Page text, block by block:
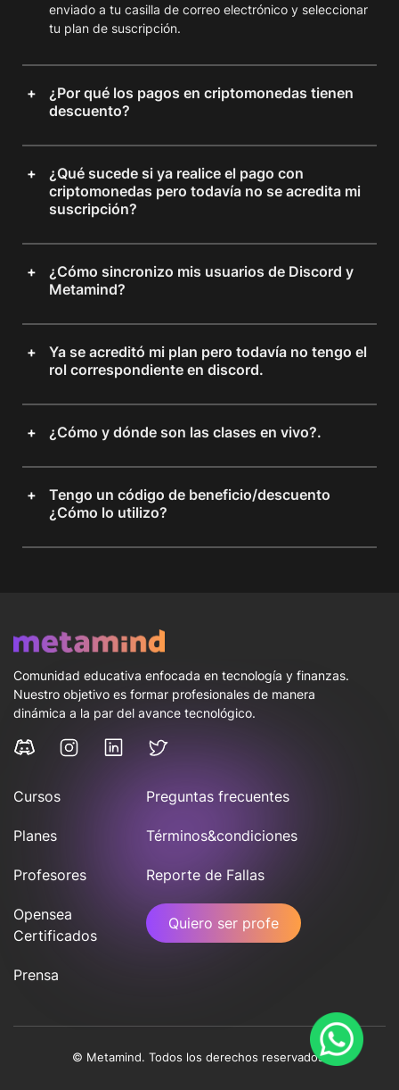
enviado a tu casilla de correo electrónico y seleccionar
tu plan de suscripción.
¿Por qué los pagos en criptomonedas tienen
descuento?
¿Qué sucede si ya realice el pago con
criptomonedas pero todavía no se acredita mi
suscripción?
¿Cómo sincronizo mis usuarios de Discord y
Metamind?
Ya se acreditó mi plan pero todavía no tengo el
rol correspondiente en discord.
¿Cómo y dónde son las clases en vivo?.
Tengo un código de beneficio/descuento
¿Cómo lo utilizo?
Comunidad educativa enfocada en tecnología y finanzas.
Nuestro objetivo es formar profesionales de manera
dinámica a la par del avance tecnológico.
Cursos
Planes
Profesores
Opensea
Certificados
Prensa
Preguntas frecuentes
Términos&condiciones
Reporte de Fallas
Quiero ser profe
© Metamind. Todos los derechos reservados.